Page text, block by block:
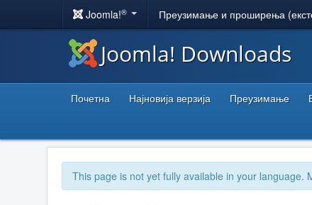
Joomla!® Преузимање и проширења
Joomla! Downloads
Почетна Најновија верзија Преузимање
This page is not yet fully available in your